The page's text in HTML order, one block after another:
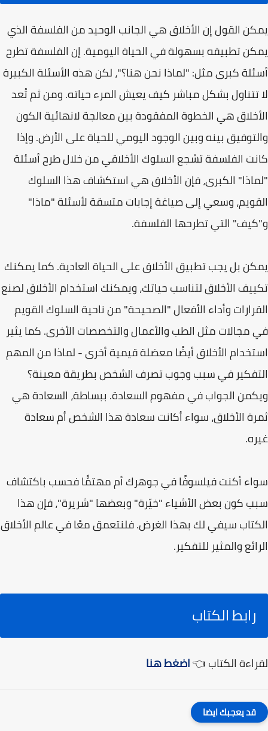
يمكن القول إن الأخلاق هي الجانب الوحيد من الفلسفة الذي
يمكن تطبيقه بسهولة في الحياة اليومية. إن الفلسفة تطرح
أسئلة كبرى مثل: "لماذا نحن هنا؟"، لكن هذه الأسئلة الكبيرة
لا تتناول بشكل مباشر كيف يعيش المرء حياته. ومن ثم تُعد
الأخلاق هي الخطوة المفقودة بين معالجة لانهائية الكون
والتوفيق بينه وبين الوجود اليومي للحياة على الأرض. وإذا
كانت الفلسفة تشجع السلوك الأخلاقي من خلال طرح أسئلة
"لماذا" الكبرى، فإن الأخلاق هي استكشاف هذا السلوك
القويم، وسعي إلى صياغة إجابات متسقة لأسئلة "ماذا"
و"كيف" التي تطرحها الفلسفة.
يمكن بل يجب تطبيق الأخلاق على الحياة العادية. كما يمكنك
تكييف الأخلاق لتناسب حياتك، ويمكنك استخدام الأخلاق لصنع
القرارات وأداء الأفعال "الصحيحة" من ناحية السلوك القويم
في مجالات مثل الطب والأعمال والتخصصات الأخرى. كما يثير
استخدام الأخلاق أيضًا معضلة قيمية أخرى - لماذا من المهم
التفكير في سبب وجوب تصرف الشخص بطريقة معينة؟
ويكمن الجواب في مفهوم السعادة. ببساطة، السعادة هي
ثمرة الأخلاق، سواء أكانت سعادة هذا الشخص أم سعادة
غيره.
سواء أكنت فيلسوفًا في جوهرك أم مهتمًّا فحسب باكتشاف
سبب كون بعض الأشياء "خيّرة" وبعضها "شريرة"، فإن هذا
الكتاب سيفي لك بهذا الغرض. فلنتعمق معًا في عالم الأخلاق
الرائع والمثير للتفكير.
رابط الكتاب
لقراءة الكتاب 👈اضغط هنا
قد يعجبك ايضا